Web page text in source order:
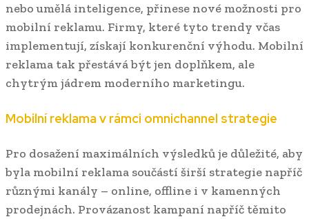
nebo umělá inteligence, přinese nové možnosti pro
mobilní reklamu. Firmy, které tyto trendy včas
implementují, získají konkurenční výhodu. Mobilní
reklama tak přestává být jen doplňkem, ale
chytrým jádrem moderního marketingu.
Mobilní reklama v rámci omnichannel strategie
Pro dosažení maximálních výsledků je důležité, aby
byla mobilní reklama součástí širší strategie napříč
různými kanály – online, offline i v kamenných
prodejnách. Provázanost kampaní napříč těmito